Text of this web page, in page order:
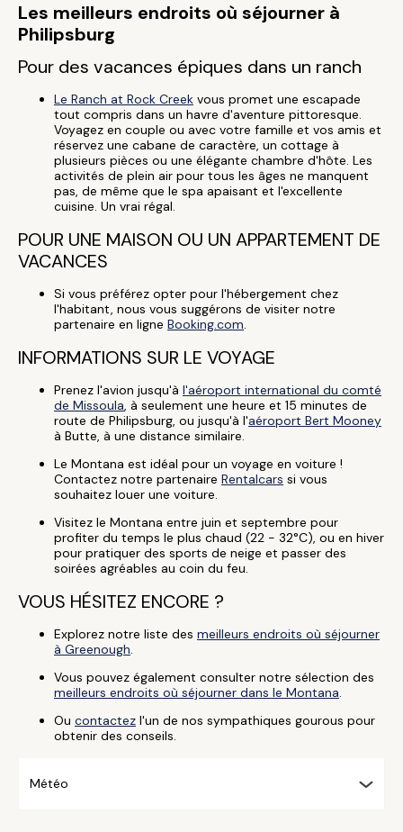
Les meilleurs endroits où séjourner à
Philipsburg
Pour des vacances épiques dans un ranch
Le Ranch at Rock Creek vous promet une escapade
tout compris dans un havre d'aventure pittoresque.
Voyagez en couple ou avec votre famille et vos amis et
réservez une cabane de caractère, un cottage à
plusieurs pièces ou une élégante chambre d'hôte. Les
activités de plein air pour tous les âges ne manquent
pas, de même que le spa apaisant et l'excellente
cuisine. Un vrai régal.
POUR UNE MAISON OU UN APPARTEMENT DE
VACANCES
Si vous préférez opter pour l'hébergement chez
l'habitant, nous vous suggérons de visiter notre
partenaire en ligne Booking.com.
INFORMATIONS SUR LE VOYAGE
Prenez l'avion jusqu'à l'aéroport international du comté
de Missoula, à seulement une heure et 15 minutes de
route de Philipsburg, ou jusqu'à l'aéroport Bert Mooney
à Butte, à une distance similaire.
Le Montana est idéal pour un voyage en voiture !
Contactez notre partenaire Rentalcars si vous
souhaitez louer une voiture.
Visitez le Montana entre juin et septembre pour
profiter du temps le plus chaud (22 - 32°C), ou en hiver
pour pratiquer des sports de neige et passer des
soirées agréables au coin du feu.
VOUS HÉSITEZ ENCORE ?
Explorez notre liste des meilleurs endroits où séjourner
à Greenough.
Vous pouvez également consulter notre sélection des
meilleurs endroits où séjourner dans le Montana.
Ou contactez l'un de nos sympathiques gourous pour
obtenir des conseils.
Météo